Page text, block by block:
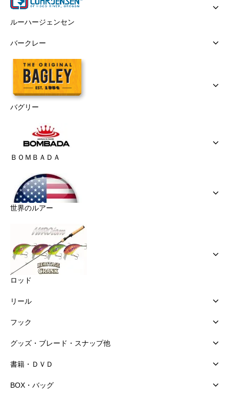
ルーハージェンセン
バークレー
バグリー
ＢＯＭＢＡＤＡ
世界のルアー
ロッド
リール
フック
グッズ・ブレード・スナップ他
書籍・ＤＶＤ
BOX・バッグ